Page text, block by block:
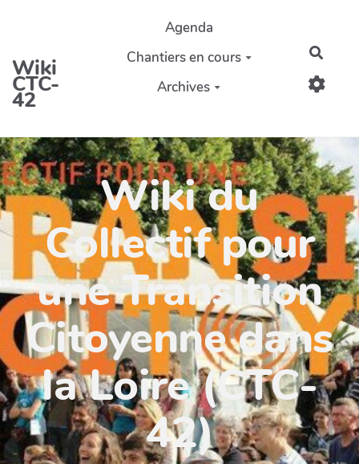
Aller au contenu principal
Wiki
CTC-
42
Agenda
Chantiers en cours
Archives
Wiki du
Collectif pour
une Transition
Citoyenne dans
la Loire (CTC-
42)